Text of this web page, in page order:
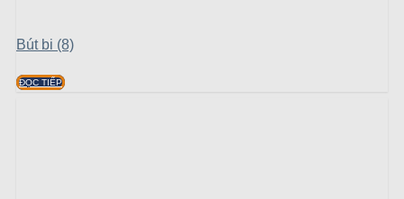
Bút bi (8)
ĐỌC TIẾP